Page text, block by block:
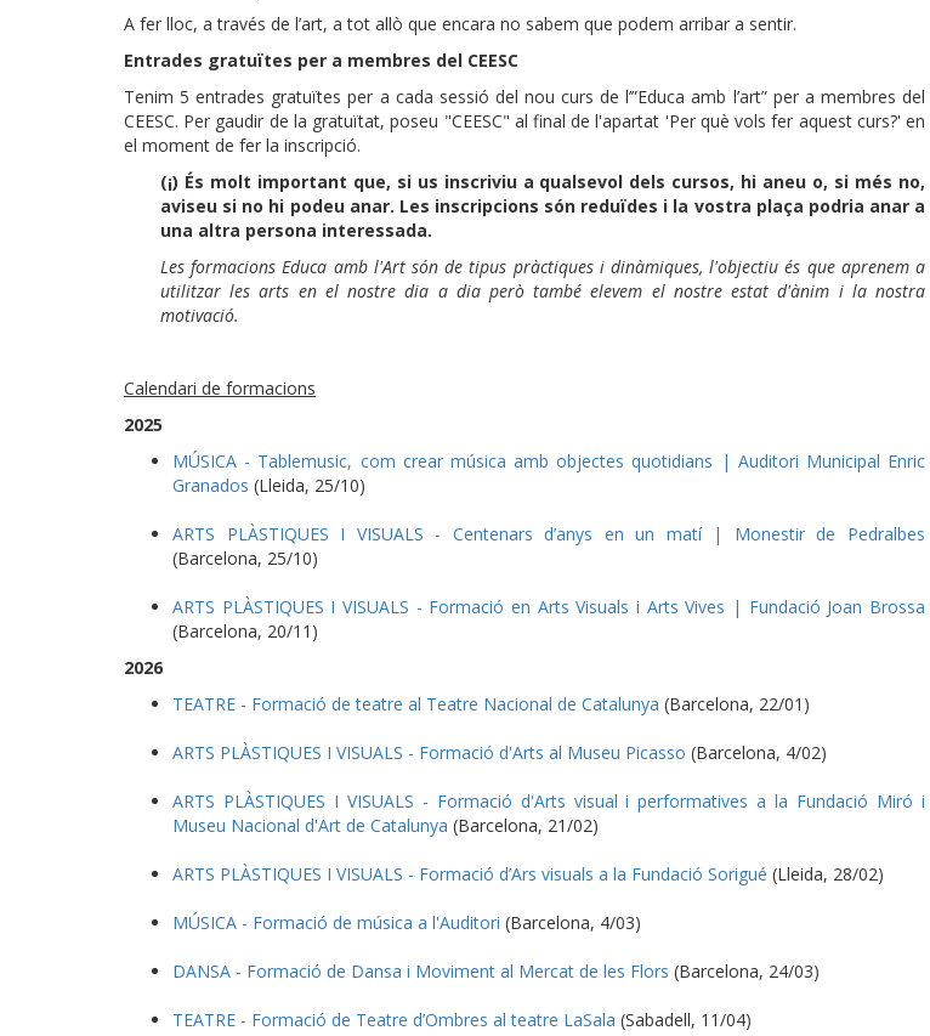
A fer lloc, a través de l’art, a tot allò que encara no sabem que podem arribar a sentir.
Entrades gratuïtes per a membres del CEESC
Tenim 5 entrades gratuïtes per a cada sessió del nou curs de l’”Educa amb l’art” per a membres del
CEESC. Per gaudir de la gratuïtat, poseu "CEESC" al final de l'apartat 'Per què vols fer aquest curs?' en
el moment de fer la inscripció.
(¡) És molt important que, si us inscriviu a qualsevol dels cursos, hi aneu o, si més no,
aviseu si no hi podeu anar. Les inscripcions són reduïdes i la vostra plaça podria anar a
una altra persona interessada.
Les formacions Educa amb l'Art són de tipus pràctiques i dinàmiques, l'objectiu és que aprenem a
utilitzar les arts en el nostre dia a dia però també elevem el nostre estat d'ànim i la nostra
motivació.
Calendari de formacions
2025
MÚSICA - Tablemusic, com crear música amb objectes quotidians | Auditori Municipal Enric
Granados (Lleida, 25/10)
ARTS PLÀSTIQUES I VISUALS - Centenars d’anys en un matí | Monestir de Pedralbes
(Barcelona, 25/10)
ARTS PLÀSTIQUES I VISUALS - Formació en Arts Visuals i Arts Vives | Fundació Joan Brossa
(Barcelona, 20/11)
2026
TEATRE - Formació de teatre al Teatre Nacional de Catalunya (Barcelona, 22/01)
ARTS PLÀSTIQUES I VISUALS - Formació d'Arts al Museu Picasso (Barcelona, 4/02)
ARTS PLÀSTIQUES I VISUALS - Formació d'Arts visual i performatives a la Fundació Miró i
Museu Nacional d'Art de Catalunya (Barcelona, 21/02)
ARTS PLÀSTIQUES I VISUALS - Formació d’Ars visuals a la Fundació Sorigué (Lleida, 28/02)
MÚSICA - Formació de música a l'Auditori (Barcelona, 4/03)
DANSA - Formació de Dansa i Moviment al Mercat de les Flors (Barcelona, 24/03)
TEATRE - Formació de Teatre d’Ombres al teatre LaSala (Sabadell, 11/04)